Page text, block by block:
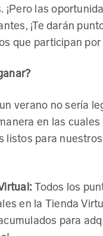
¡Pero las
¡Te darán
que participan
verano no sería
en las
listos para
Todos los
en la Tienda
para
app